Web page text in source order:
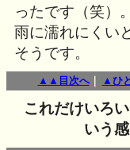
ったです（笑）
雨に濡れにくい
そうです。
▲▲目次へ｜ ▲ひ
これだけいろ
いう